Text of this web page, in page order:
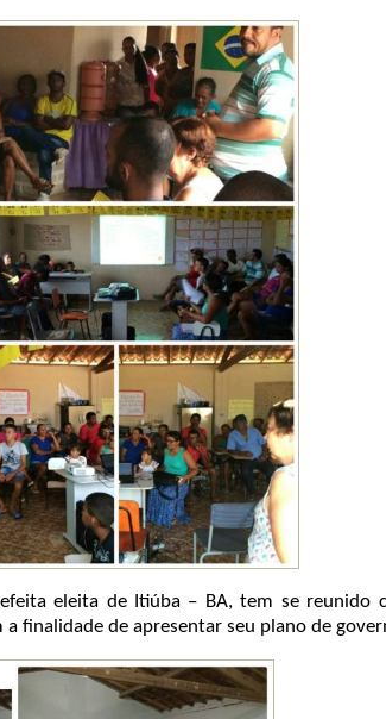
eleita de Itiúba – BA, tem se reunido
finalidade de apresentar seu plano de